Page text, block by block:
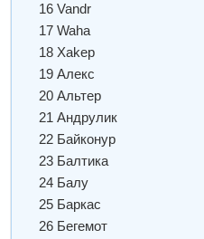
16 Vandr
17 Waha
18 Xakep
19 Алекс
20 Альтер
21 Андрулик
22 Байконур
23 Балтика
24 Балу
25 Баркас
26 Бегемот